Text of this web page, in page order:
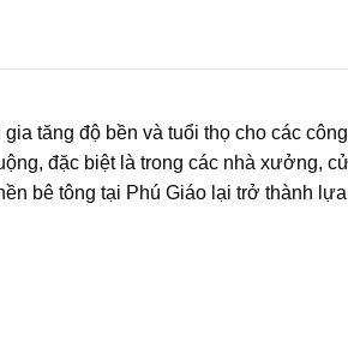
tăng độ bền và tuổi thọ cho các
đặc biệt là trong các nhà xưởng,
bê tông tại Phú Giáo lại trở thành